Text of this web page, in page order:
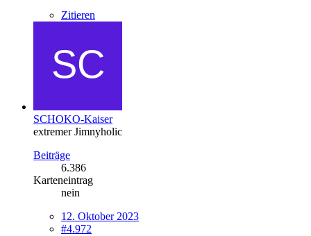
Zitieren
SCHOKO-Kaiser
extremer Jimnyholic
Beiträge
6.386
Karteneintrag
nein
12. Oktober 2023
#4.972